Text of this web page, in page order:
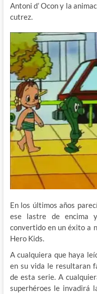
Antoni d’ Ocon y la
cutrez.
En los últimos años
ese lastre de encima
convertido en un éxito a
Hero Kids.
A cualquiera que haya
en su vida le resultaran
de esta serie. A
superhéroes le invadirá